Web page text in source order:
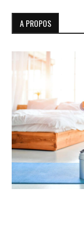
A PROPOS